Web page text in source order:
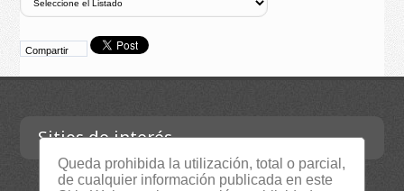
Compartir
Sitios de interés
Queda prohibida la utilización, total o parcial,
de cualquier información publicada en este